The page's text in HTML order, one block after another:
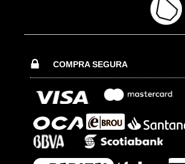
COMPRA SEGURA